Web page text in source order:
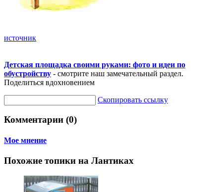
источник
Детская площадка своими руками: фото и идеи по
обустройству - смотрите наш замечательный раздел.
Поделиться вдохновением
Скопировать ссылку
Комментарии (0)
Мое мнение
Похожие топики на Лантиках